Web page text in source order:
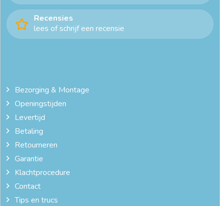
Recensies
lees of schrijf een recensie
Bezorging & Montage
Openingstijden
Levertijd
Betaling
Retourneren
Garantie
Klachtprocedure
Contact
Tips en trucs